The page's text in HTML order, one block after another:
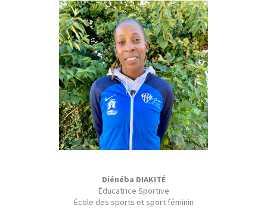
Diénéba DIAKITÉ
Éducatrice Sportive
École des sports et sport féminin